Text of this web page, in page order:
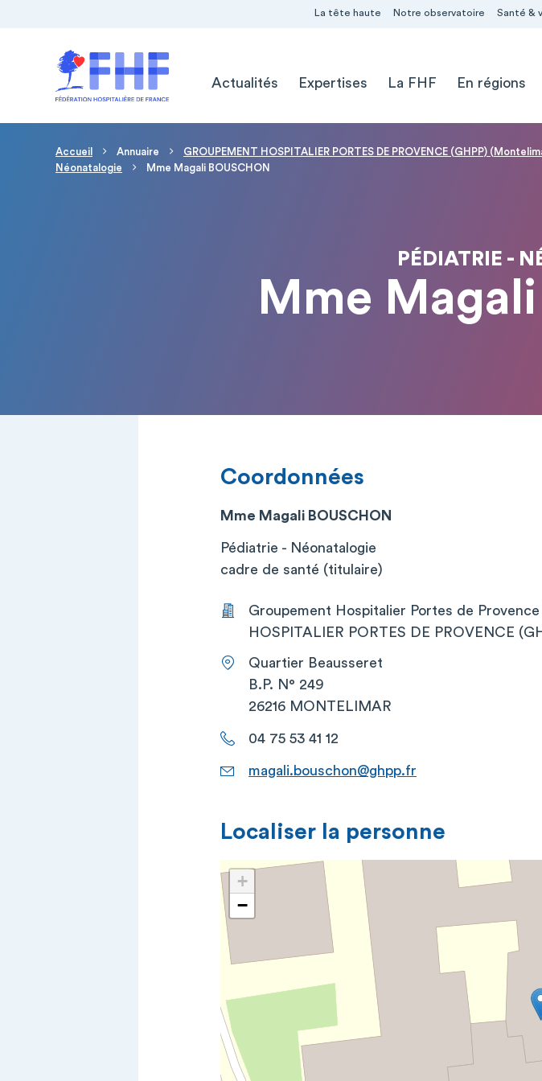
La tête haute Notre observatoire Santé &
Actualités
Expertises La FHF En régions
Fil d'Ariane
Accueil Annuaire GROUPEMENT HOSPITALIER PORTES DE PROVENCE (GHPP)
Néonatalogie
Mme Magali BOUSCHON
PÉDIATRIE -
Mme Magali
Coordonnées
Mme Magali BOUSCHON
Pédiatrie - Néonatalogie
cadre de santé (titulaire)
Groupement Hospitalier Portes de
HOSPITALIER PORTES DE PROVENCE
Quartier Beausseret
B.P. N° 249
26216 MONTELIMAR
04 75 53 41 12
magali.bouschon@ghpp.fr
Localiser la personne
+
−